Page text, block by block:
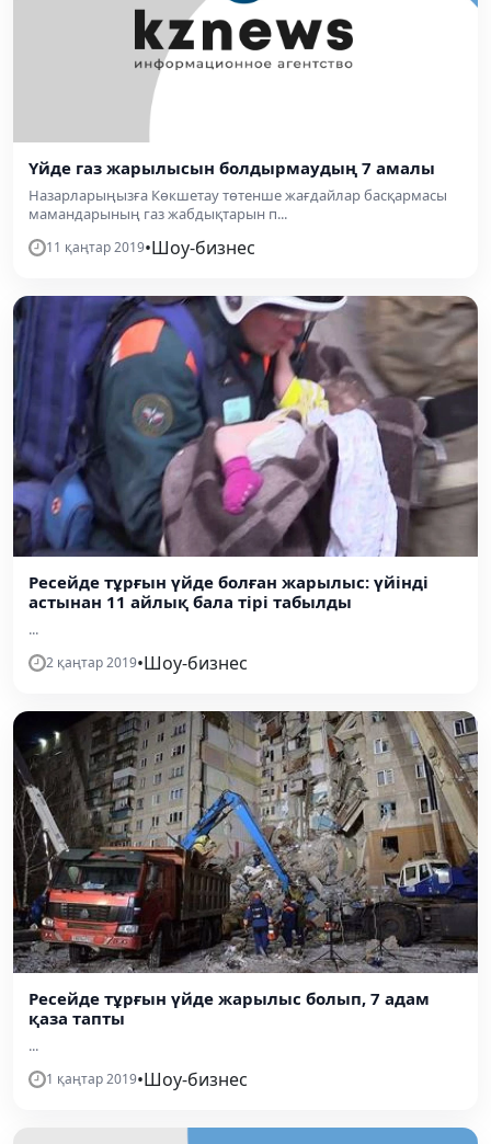
Үйде газ жарылысын болдырмаудың 7 амалы
Назарларыңызға Көкшетау төтенше жағдайлар басқармасы
мамандарының газ жабдықтарын п...
11 қаңтар 2019•Шоу-бизнес
Ресейде тұрғын үйде болған жарылыс: үйінді
астынан 11 айлық бала тірі табылды
...
2 қаңтар 2019•Шоу-бизнес
Ресейде тұрғын үйде жарылыс болып, 7 адам
қаза тапты
...
1 қаңтар 2019•Шоу-бизнес